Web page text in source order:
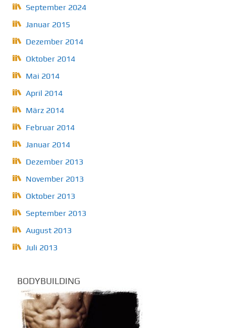
September 2024
Januar 2015
Dezember 2014
Oktober 2014
Mai 2014
April 2014
März 2014
Februar 2014
Januar 2014
Dezember 2013
November 2013
Oktober 2013
September 2013
August 2013
Juli 2013
BODYBUILDING